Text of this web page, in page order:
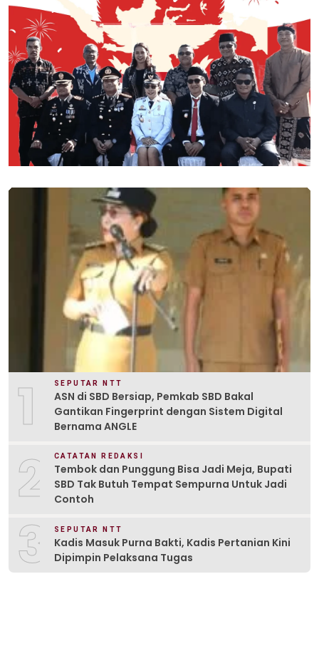
1 SEPUTAR NTT
ASN di SBD Bersiap, Pemkab SBD Bakal
Gantikan Fingerprint dengan Sistem Digital
Bernama ANGLE
2 CATATAN REDAKSI
Tembok dan Punggung Bisa Jadi Meja, Bupati
SBD Tak Butuh Tempat Sempurna Untuk Jadi
Contoh
3 SEPUTAR NTT
Kadis Masuk Purna Bakti, Kadis Pertanian Kini
Dipimpin Pelaksana Tugas